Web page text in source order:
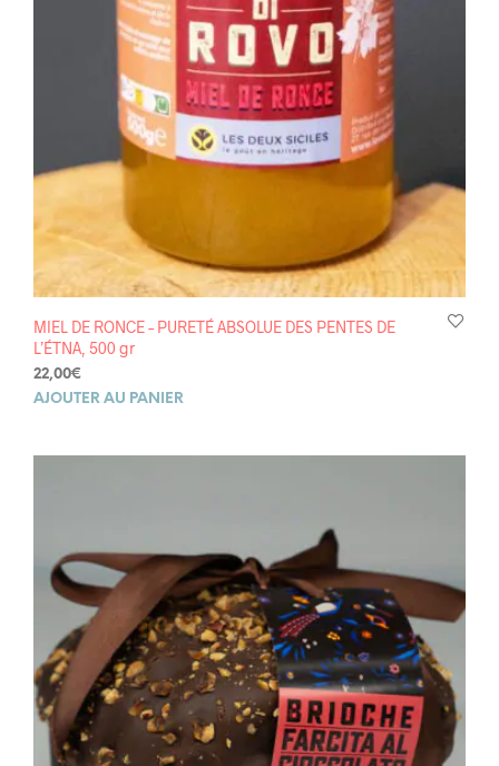
MIEL DE RONCE – PURETÉ ABSOLUE DES PENTES DE
L’ÉTNA, 500 gr
22,00€
AJOUTER AU PANIER